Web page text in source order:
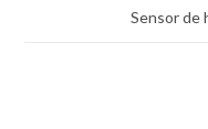
Sensor de